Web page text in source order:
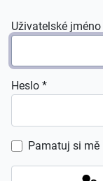
Uživatelské jméno
Heslo *
Pamatuj si mě